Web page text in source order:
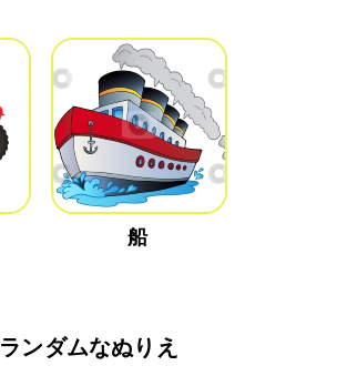
船
ランダムなぬりえ